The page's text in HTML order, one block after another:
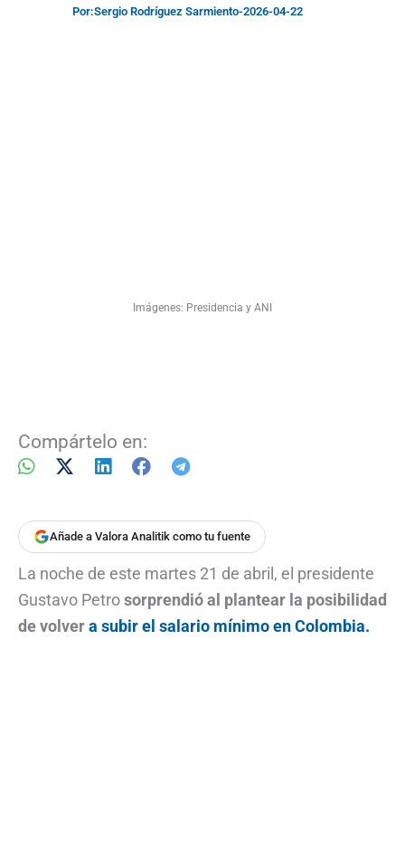
Por:Sergio Rodríguez Sarmiento-2026-04-22
Imágenes: Presidencia y ANI
Compártelo en:
Añade a Valora Analitik como tu fuente
La noche de este martes 21 de abril, el presidente
Gustavo Petrosorprendió al plantear la posibilidad
de volvera subir el salario mínimo en Colombia.